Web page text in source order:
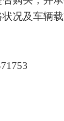
况及车辆载